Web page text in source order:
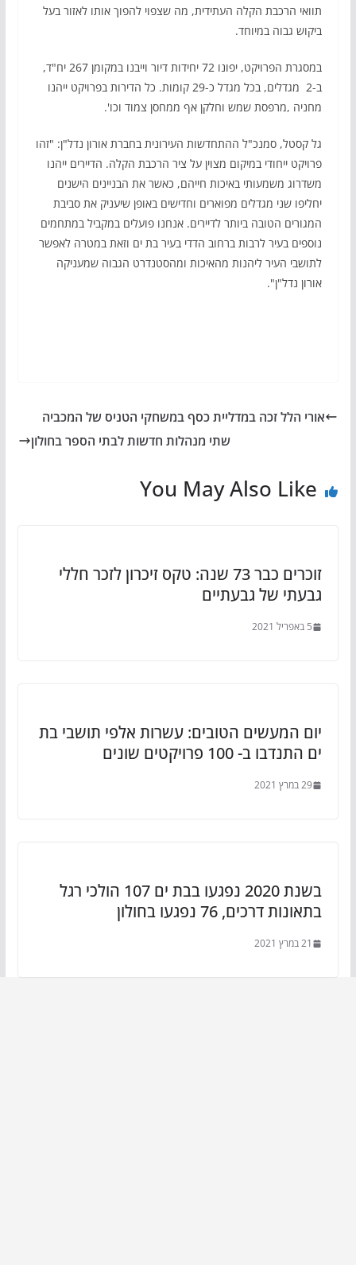
תוואי הרכבת הקלה העתידית, מה שצפוי להפוך אותו לאזור בעל
ביקוש גבוה במיוחד.
במסגרת הפרויקט, יפונו 72 יחידות דיור וייבנו במקומן 267 יח"ד,
ב-2 מגדלים, בכל מגדל כ-29 קומות. כל הדירות בפרויקט ייהנו
מחניה ,מרפסת שמש וחלקן אף ממחסן צמוד וכו'.
גל קסטל, סמנכ"ל ההתחדשות העירונית בחברת אורון נדל"ן: "זהו
פרויקט ייחודי במיקום מצוין על ציר הרכבת הקלה. הדיירים ייהנו
משדרוג משמעותי באיכות חייהם, כאשר את הבניינים הישנים
יחליפו שני מגדלים מפוארים וחדישים באופן שיעניק את סביבת
המגורים הטובה ביותר לדיירים. אנחנו פועלים במקביל במתחמים
נוספים בעיר לרבות ברחוב הדדי בעיר בת ים וזאת במטרה לאפשר
לתושבי העיר ליהנות מהאיכות ומהסטנדרט הגבוה שמעניקה
אורון נדל"ן".
אורי הלל זכה במדליית כסף במשחקי הטניס של המכביה
שתי מנהלות חדשות לבתי הספר בחולון
You May Also Like
זוכרים כבר 73 שנה: טקס זיכרון לזכר חללי
גבעתי של גבעתיים
5 באפריל 2021
יום המעשים הטובים: עשרות אלפי תושבי בת
ים התנדבו ב- 100 פרויקטים שונים
29 במרץ 2021
בשנת 2020 נפגעו בבת ים 107 הולכי רגל
בתאונות דרכים, 76 נפגעו בחולון
21 במרץ 2021